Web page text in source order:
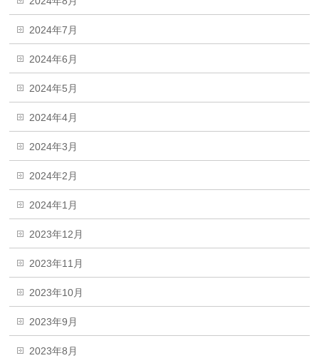
2024年7月
2024年6月
2024年5月
2024年4月
2024年3月
2024年2月
2024年1月
2023年12月
2023年11月
2023年10月
2023年9月
2023年8月